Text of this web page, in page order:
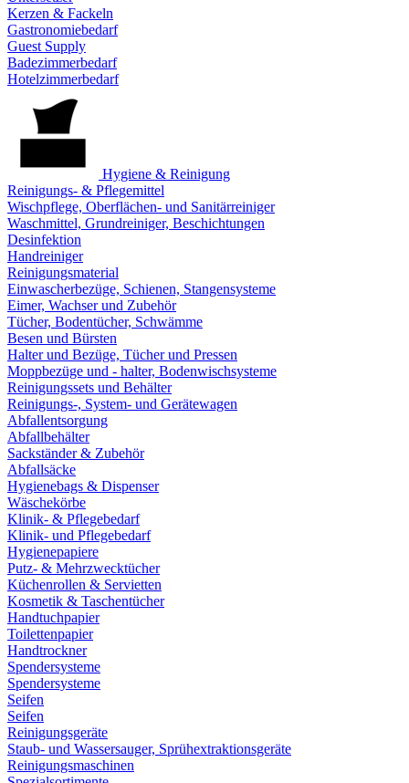
Kerzen & Fackeln
Gastronomiebedarf
Guest Supply
Badezimmerbedarf
Hotelzimmerbedarf
Hygiene & Reinigung
Reinigungs- & Pflegemittel
Wischpflege, Oberflächen- und Sanitärreiniger
Waschmittel, Grundreiniger, Beschichtungen
Desinfektion
Handreiniger
Reinigungsmaterial
Einwascherbezüge, Schienen, Stangensysteme
Eimer, Wachser und Zubehör
Tücher, Bodentücher, Schwämme
Besen und Bürsten
Halter und Bezüge, Tücher und Pressen
Moppbezüge und - halter, Bodenwischsysteme
Reinigungssets und Behälter
Reinigungs-, System- und Gerätewagen
Abfallentsorgung
Abfallbehälter
Sackständer & Zubehör
Abfallsäcke
Hygienebags & Dispenser
Wäschekörbe
Klinik- & Pflegebedarf
Klinik- und Pflegebedarf
Hygienepapiere
Putz- & Mehrzwecktücher
Küchenrollen & Servietten
Kosmetik & Taschentücher
Handtuchpapier
Toilettenpapier
Handtrockner
Spendersysteme
Spendersysteme
Seifen
Seifen
Reinigungsgeräte
Staub- und Wassersauger, Sprühextraktionsgeräte
Reinigungsmaschinen